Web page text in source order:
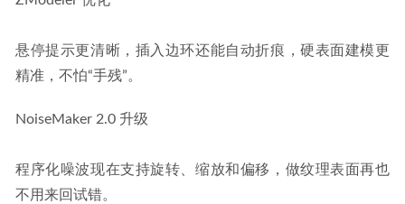
悬停提示更清晰，插入边环还能自动折痕，硬表面建模更
精准，不怕“手残”。
NoiseMaker 2.0 升级
程序化噪波现在支持旋转、缩放和偏移，做纹理表面再也
不用来回试错。